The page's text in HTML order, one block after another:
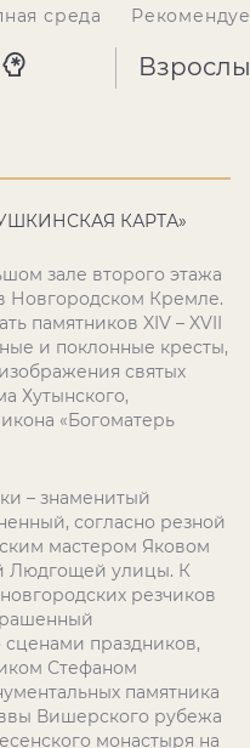
среда
КАРТА»
зале второго этажа
Новгородском Кремле.
памятников XIV – XVII
и поклонные кресты,
святых
Хутынского,
«Богоматерь
– знаменитый
согласно резной
мастером Яковом
Людгощей улицы. К
резчиков
праздников,
Стефаном
памятника
Вишерского рубежа
монастыря на